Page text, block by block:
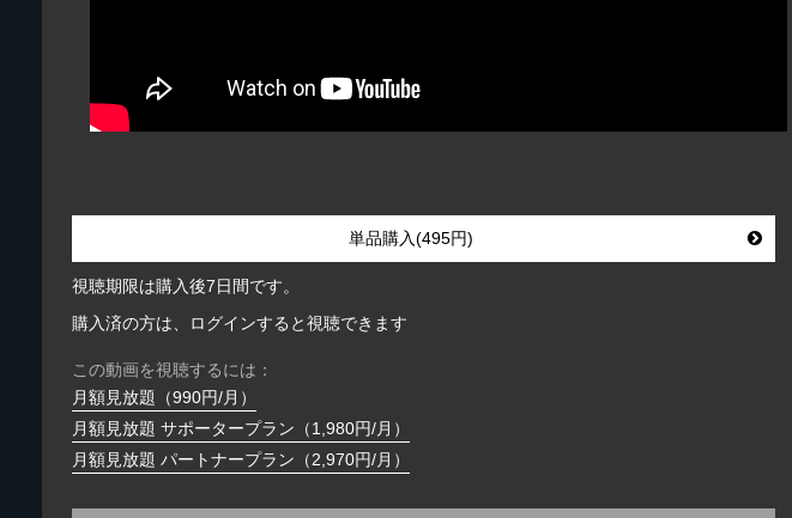
単品購入(495円)
視聴期限は購入後7日間です。
購入済の方は、ログインすると視聴できます
この動画を視聴するには：
月額見放題（990円/月）
月額見放題 サポータープラン（1,980円/月）
月額見放題 パートナープラン（2,970円/月）